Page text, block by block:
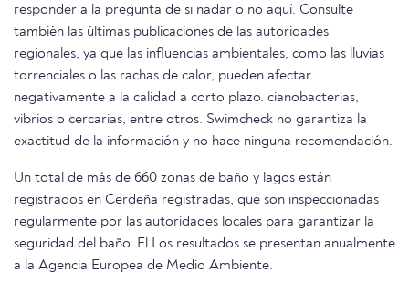
responder a la pregunta de si nadar o no aquí. Consulte
también las últimas publicaciones de las autoridades
regionales, ya que las influencias ambientales, como las lluvias
torrenciales o las rachas de calor, pueden afectar
negativamente a la calidad a corto plazo. cianobacterias,
vibrios o cercarias, entre otros. Swimcheck no garantiza la
exactitud de la información y no hace ninguna recomendación.
Un total de más de 660 zonas de baño y lagos están
registrados en Cerdeña registradas, que son inspeccionadas
regularmente por las autoridades locales para garantizar la
seguridad del baño. El Los resultados se presentan anualmente
a la Agencia Europea de Medio Ambiente.